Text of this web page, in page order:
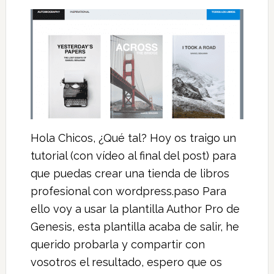
Hola Chicos, ¿Qué tal? Hoy os traigo un
tutorial (con vídeo al final del post) para
que puedas crear una tienda de libros
profesional con wordpress.paso Para
ello voy a usar la plantilla Author Pro de
Genesis, esta plantilla acaba de salir, he
querido probarla y compartir con
vosotros el resultado, espero que os